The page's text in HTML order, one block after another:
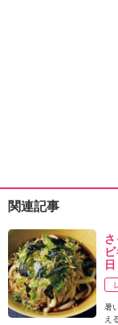
関連記事
日
暑
え